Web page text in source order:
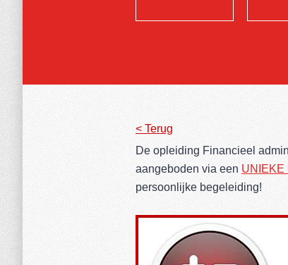
< Terug
De opleiding Financieel
aangeboden via een UNIEKE
persoonlijke begeleiding!